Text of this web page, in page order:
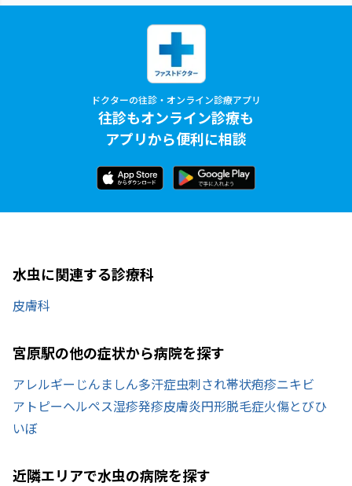
ドクターの往診・オンライン診療アプリ
往診もオンライン診療も
アプリから便利に相談
水虫に関連する診療科
皮膚科
宮原駅の他の症状から病院を探す
アレルギー じんましん多汗症虫刺され帯状疱疹ニキビ
アトピーヘルペス湿疹発疹皮膚炎円形脱毛症火傷とびひ
いぼ
近隣エリアで水虫の病院を探す